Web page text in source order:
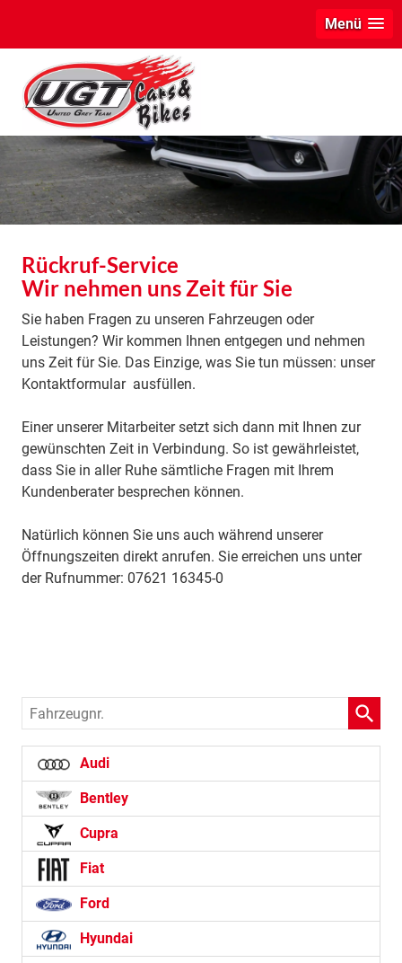
Menü
Rückruf-Service
Wir nehmen uns Zeit für Sie
Sie haben Fragen zu unseren Fahrzeugen oder
Leistungen? Wir kommen Ihnen entgegen und nehmen
uns Zeit für Sie. Das Einzige, was Sie tun müssen: unser
Kontaktformular ausfüllen.
Einer unserer Mitarbeiter setzt sich dann mit Ihnen zur
gewünschten Zeit in Verbindung. So ist gewährleistet,
dass Sie in aller Ruhe sämtliche Fragen mit Ihrem
Kundenberater besprechen können.
Natürlich können Sie uns auch während unserer
Öffnungszeiten direkt anrufen. Sie erreichen uns unter
der Rufnummer: 07621 16345-0
Fahrzeugnr.
Audi
Bentley
Cupra
Fiat
Ford
Hyundai